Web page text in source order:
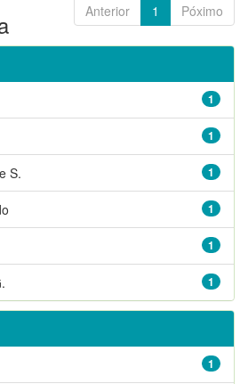
Anterior 1 Póximo
1
1
1
S.
1
1
1
1